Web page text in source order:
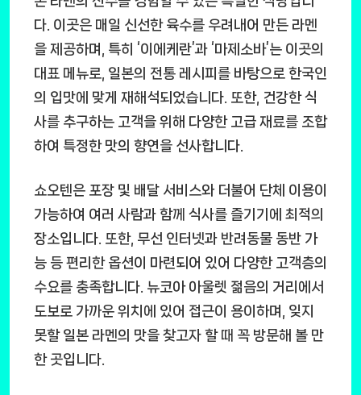
다. 이곳은 매일 신선한 육수를 우려내어 만든 라멘
을 제공하며, 특히 ‘이에케란’과 ‘마제소바’는 이곳의
대표 메뉴로, 일본의 전통 레시피를 바탕으로 한국인
의 입맛에 맞게 재해석되었습니다. 또한, 건강한 식
사를 추구하는 고객을 위해 다양한 고급 재료를 조합
하여 특정한 맛의 향연을 선사합니다.
쇼오텐은 포장 및 배달 서비스와 더불어 단체 이용이
가능하여 여러 사람과 함께 식사를 즐기기에 최적의
장소입니다. 또한, 무선 인터넷과 반려동물 동반 가
능 등 편리한 옵션이 마련되어 있어 다양한 고객층의
수요를 충족합니다. 뉴코아 아울렛 젊음의 거리에서
도보로 가까운 위치에 있어 접근이 용이하며, 잊지
못할 일본 라멘의 맛을 찾고자 할 때 꼭 방문해 볼 만
한 곳입니다.